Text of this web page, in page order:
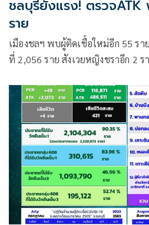
ชลบุรียังแรง! ตรวจ
ราย
เมืองชลฯ พบผู้ติดเชื้อใหม่อีก 55 รา
ที่ 2,056 ราย สังเวยหญิงชราอีก 2